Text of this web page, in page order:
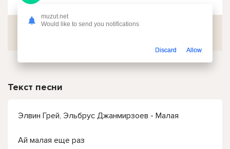
Текст песни
Элвин Грей, Эльбрус Джанмирзоев - Малая
Ай малая еще раз
muzut.net
Would like to send you notifications
Discard Allow